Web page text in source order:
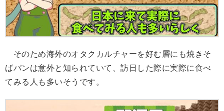
そのため海外のオタクカルチャーを好む層にも焼きそ
ばパンは意外と知られていて、訪日した際に実際に食べ
てみる人も多いそうです。